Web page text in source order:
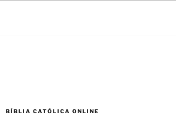
BÍBLIA CATÓLICA ONLINE